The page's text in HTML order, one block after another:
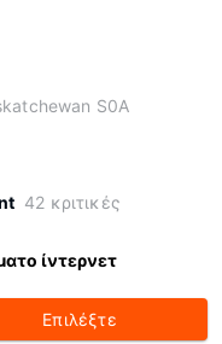
S0A
42 κριτικές
ίντερνετ
Επιλέξτε